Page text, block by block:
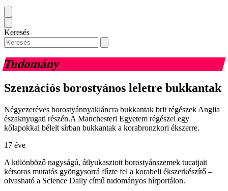
Keresés
Tudomány
Szenzációs borostyános leletre bukkantak
Négyezeréves borostyánnyakláncra bukkantak brit régészek Anglia
északnyugati részén.A Manchesteri Egyetem régészei egy
kőlapokkal bélelt sírban bukkantak a korabronzkori ékszerre.
17 éve
A különböző nagyságú, átlyukasztott borostyánszemek tucatjait
kétsoros mutatós gyöngysorrá fűzte fel a korabeli ékszerkészítő –
olvasható a Science Daily című tudományos hírportálon.